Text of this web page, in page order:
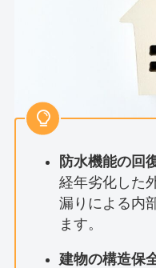
防水機能の回
経年劣化した
漏りによる内
ます。
建物の構造保